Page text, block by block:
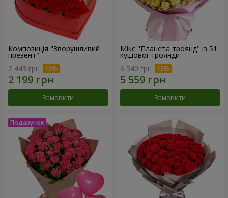
Композиція "Зворушливий
презент"
2 443 грн
Замовити
Мікс "Планета троянд" із 51
кущової троянди
6 540 грн
Замовити